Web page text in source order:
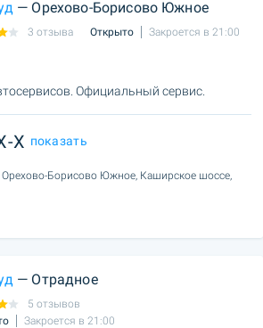
— Орехово-Борисово Южное
3 отзыва Открыто Закроется в 21:00
Официальный сервис.
X показать
Борисово Южное, Каширское шоссе,
— Отрадное
5 отзывов
Закроется в 21:00